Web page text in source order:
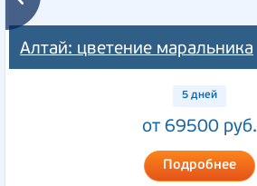
Алтай: цветение маральника
5 дней
от 69500 руб.
Подробнее